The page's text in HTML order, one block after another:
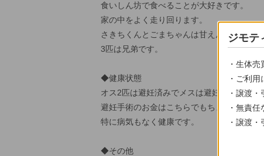
食いしん坊で食べることが大好きです。
家の中をよく走り回ります。
さきちくんとごまちゃんは甘えん坊です。
3匹は兄弟です。
◆健康状態
オス2匹は避妊済みでメスは避妊手術まだ出
避妊手術のお金はこちらでもちます。
特に病気もなく健康です。
◆その他
ジモテ
・生体
・ご利
・譲渡
・無責
・譲渡